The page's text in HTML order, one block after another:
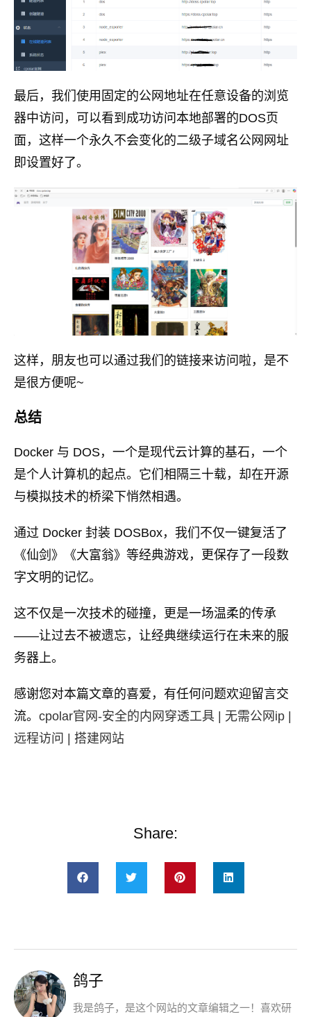
最后，我们使用固定的公网地址在任意设备的浏览
器中访问，可以看到成功访问本地部署的DOS页
面，这样一个永久不会变化的二级子域名公网网址
即设置好了。
这样，朋友也可以通过我们的链接来访问啦，是不
是很方便呢~
总结
Docker 与 DOS，一个是现代云计算的基石，一个
是个人计算机的起点。它们相隔三十载，却在开源
与模拟技术的桥梁下悄然相遇。
通过 Docker 封装 DOSBox，我们不仅一键复活了
《仙剑》《大富翁》等经典游戏，更保存了一段数
字文明的记忆。
这不仅是一次技术的碰撞，更是一场温柔的传承
——让过去不被遗忘，让经典继续运行在未来的服
务器上。
感谢您对本篇文章的喜爱，有任何问题欢迎留言交
流。 cpolar官网-安全的内网穿透工具 | 无需公网ip |
远程访问 | 搭建网站
Share:
鸽子
我是鸽子，是这个网站的文章编辑之一！喜欢研